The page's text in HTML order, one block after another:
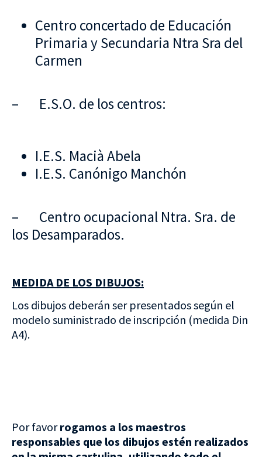
Centro concertado de Educación
Primaria y Secundaria Ntra Sra del
Carmen
– E.S.O. de los centros:
I.E.S. Macià Abela
I.E.S. Canónigo Manchón
– Centro ocupacional Ntra. Sra. de
los Desamparados.
MEDIDA DE LOS DIBUJOS:
Los dibujos deberán ser presentados según el
modelo suministrado de inscripción (medida Din
A4).
Por favorrogamos a los maestros
responsables que los dibujos estén realizados